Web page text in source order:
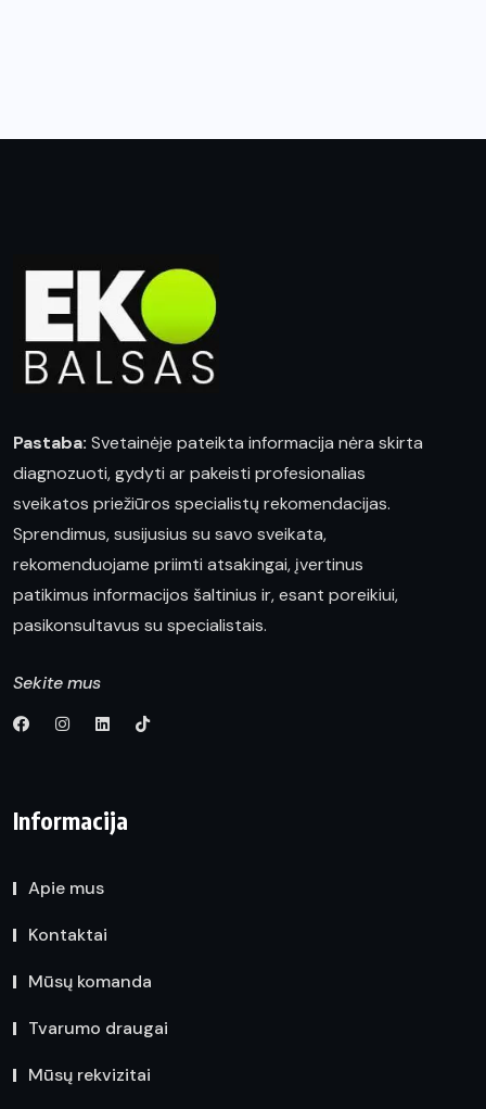
Pastaba: Svetainėje pateikta informacija nėra skirta
diagnozuoti, gydyti ar pakeisti profesionalias
sveikatos priežiūros specialistų rekomendacijas.
Sprendimus, susijusius su savo sveikata,
rekomenduojame priimti atsakingai, įvertinus
patikimus informacijos šaltinius ir, esant poreikiui,
pasikonsultavus su specialistais.
Sekite mus
Informacija
Apie mus
Kontaktai
Mūsų komanda
Tvarumo draugai
Mūsų rekvizitai